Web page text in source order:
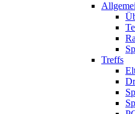
Treffs